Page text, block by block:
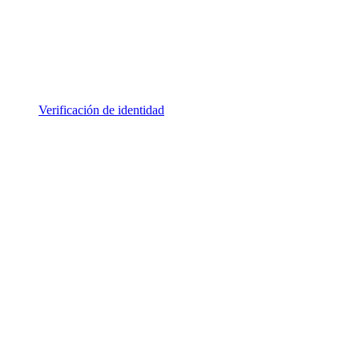
Verificación de identidad